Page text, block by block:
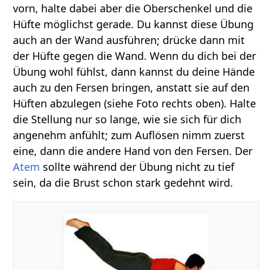
vorn, halte dabei aber die Oberschenkel und die
Hüfte möglichst gerade. Du kannst diese Übung
auch an der Wand ausführen; drücke dann mit
der Hüfte gegen die Wand. Wenn du dich bei der
Übung wohl fühlst, dann kannst du deine Hände
auch zu den Fersen bringen, anstatt sie auf den
Hüften abzulegen (siehe Foto rechts oben). Halte
die Stellung nur so lange, wie sie sich für dich
angenehm anfühlt; zum Auflösen nimm zuerst
eine, dann die andere Hand von den Fersen. Der
Atem sollte während der Übung nicht zu tief
sein, da die Brust schon stark gedehnt wird.